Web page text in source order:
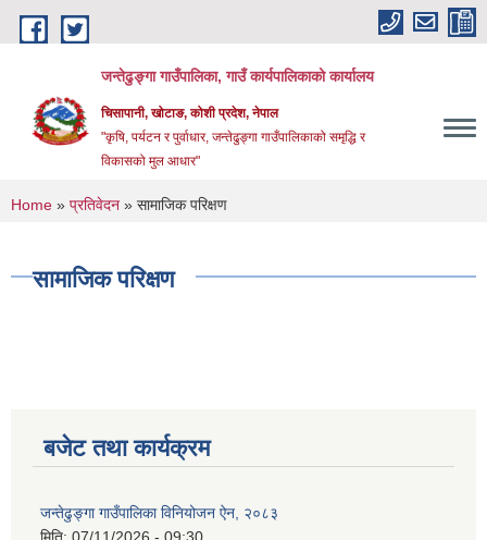
Skip to main content
जन्तेढुङ्गा गाउँपालिका, गाउँ कार्यपालिकाको कार्यालय
चिसापानी, खोटाङ, कोशी प्रदेश, नेपाल
"कृषि, पर्यटन र पुर्वाधार, जन्तेढुङ्गा गाउँपालिकाको समृद्धि र
विकासको मुल आधार"
You are here
Home » प्रतिवेदन » सामाजिक परिक्षण
सामाजिक परिक्षण
बजेट तथा कार्यक्रम
जन्तेढुङ्गा गाउँपालिका विनियोजन ऐन, २०८३